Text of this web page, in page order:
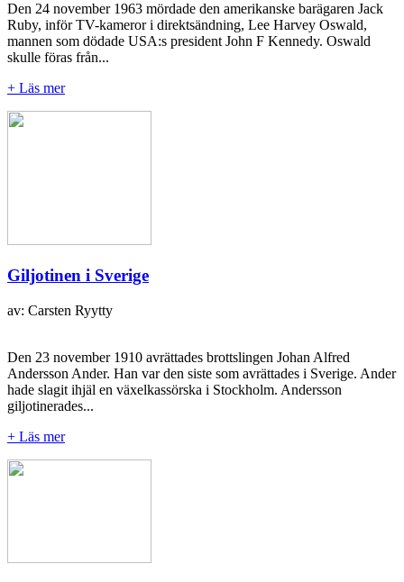
Den 24 november 1963 mördade den amerikanske barägaren Jack
Ruby, inför TV-kameror i direktsändning, Lee Harvey Oswald,
mannen som dödade USA:s president John F Kennedy. Oswald
skulle föras från...
+ Läs mer
Giljotinen i Sverige
av: Carsten Ryytty
Den 23 november 1910 avrättades brottslingen Johan Alfred
Andersson Ander. Han var den siste som avrättades i Sverige. Ander
hade slagit ihjäl en växelkassörska i Stockholm. Andersson
giljotinerades...
+ Läs mer